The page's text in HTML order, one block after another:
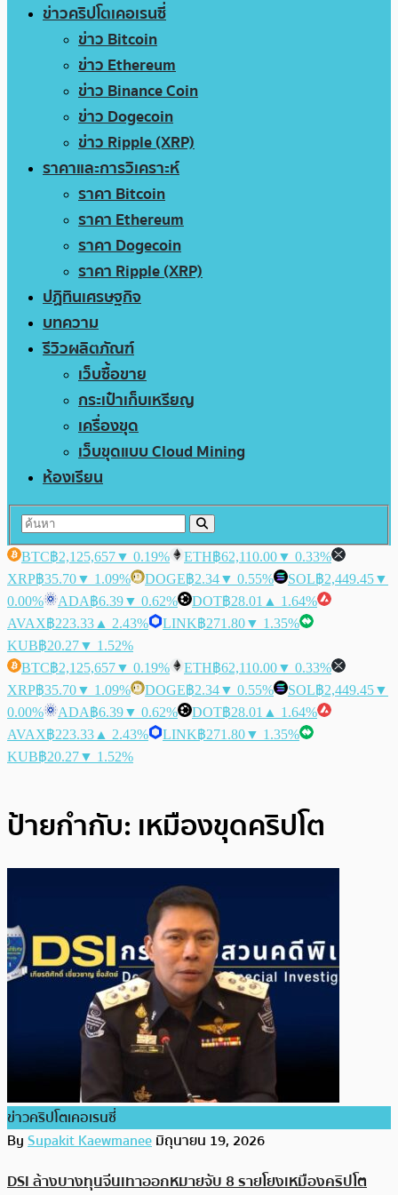
ข่าวคริปโตเคอเรนซี่
ข่าว Bitcoin
ข่าว Ethereum
ข่าว Binance Coin
ข่าว Dogecoin
ข่าว Ripple (XRP)
ราคาและการวิเคราะห์
ราคา Bitcoin
ราคา Ethereum
ราคา Dogecoin
ราคา Ripple (XRP)
ปฏิทินเศรษฐกิจ
บทความ
รีวิวผลิตภัณฑ์
เว็บซื้อขาย
กระเป๋าเก็บเหรียญ
เครื่องขุด
เว็บขุดแบบ Cloud Mining
ห้องเรียน
BTC฿2,125,657▼ 0.19% ETH฿62,110.00▼ 0.33%
XRP฿35.70▼ 1.09% DOGE฿2.34▼ 0.55% SOL฿2,449.45▼
0.00%
ADA฿6.39▼ 0.62% DOT฿28.01 ▲ 1.64%
AVAX฿223.33 ▲ 2.43% LINK฿271.80▼ 1.35%
KUB฿20.27▼ 1.52%
BTC฿2,125,657▼ 0.19% ETH฿62,110.00▼ 0.33%
XRP฿35.70▼ 1.09% DOGE฿2.34▼ 0.55% SOL฿2,449.45▼
0.00%
ADA฿6.39▼ 0.62% DOT฿28.01 ▲ 1.64%
AVAX฿223.33 ▲ 2.43% LINK฿271.80▼ 1.35%
KUB฿20.27▼ 1.52%
ป้ายกำกับ: เหมืองขุดคริปโต
ข่าวคริปโตเคอเรนซี่
BySupakit Kaewmaneeมิถุนายน 19, 2026
DSI ล้างบางทุนจีนเทาออกหมายจับ 8 รายโยงเหมืองคริปโต